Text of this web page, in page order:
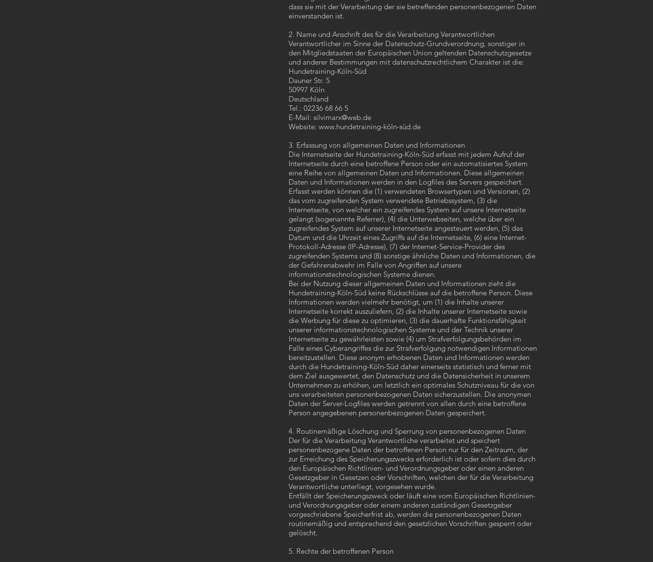
dass sie mit der Verarbeitung der sie betreffenden personenbezogenen Daten
einverstanden ist.
2. Name und Anschrift des für die Verarbeitung Verantwortlichen
Verantwortlicher im Sinne der Datenschutz-Grundverordnung, sonstiger in
den Mitgliedstaaten der Europäischen Union geltenden Datenschutzgesetze
und anderer Bestimmungen mit datenschutzrechtlichem Charakter ist die:
Hundetraining-Köln-Süd
Dauner Str. 5
50997 Köln
Deutschland
Tel.: 02236 68 66 5
E-Mail: silvimarx@web.de
Website: www.hundetraining-köln-süd.de
3. Erfassung von allgemeinen Daten und Informationen
Die Internetseite der Hundetraining-Köln-Süd erfasst mit jedem Aufruf der
Internetseite durch eine betroffene Person oder ein automatisiertes System
eine Reihe von allgemeinen Daten und Informationen. Diese allgemeinen
Daten und Informationen werden in den Logfiles des Servers gespeichert.
Erfasst werden können die (1) verwendeten Browsertypen und Versionen, (2)
das vom zugreifenden System verwendete Betriebssystem, (3) die
Internetseite, von welcher ein zugreifendes System auf unsere Internetseite
gelangt (sogenannte Referrer), (4) die Unterwebseiten, welche über ein
zugreifendes System auf unserer Internetseite angesteuert werden, (5) das
Datum und die Uhrzeit eines Zugriffs auf die Internetseite, (6) eine Internet-
Protokoll-Adresse (IP-Adresse), (7) der Internet-Service-Provider des
zugreifenden Systems und (8) sonstige ähnliche Daten und Informationen, die
der Gefahrenabwehr im Falle von Angriffen auf unsere
informationstechnologischen Systeme dienen.
Bei der Nutzung dieser allgemeinen Daten und Informationen zieht die
Hundetraining-Köln-Süd keine Rückschlüsse auf die betroffene Person. Diese
Informationen werden vielmehr benötigt, um (1) die Inhalte unserer
Internetseite korrekt auszuliefern, (2) die Inhalte unserer Internetseite sowie
die Werbung für diese zu optimieren, (3) die dauerhafte Funktionsfähigkeit
unserer informationstechnologischen Systeme und der Technik unserer
Internetseite zu gewährleisten sowie (4) um Strafverfolgungsbehörden im
Falle eines Cyberangriffes die zur Strafverfolgung notwendigen Informationen
bereitzustellen. Diese anonym erhobenen Daten und Informationen werden
durch die Hundetraining-Köln-Süd daher einerseits statistisch und ferner mit
dem Ziel ausgewertet, den Datenschutz und die Datensicherheit in unserem
Unternehmen zu erhöhen, um letztlich ein optimales Schutzniveau für die von
uns verarbeiteten personenbezogenen Daten sicherzustellen. Die anonymen
Daten der Server-Logfiles werden getrennt von allen durch eine betroffene
Person angegebenen personenbezogenen Daten gespeichert.
4. Routinemäßige Löschung und Sperrung von personenbezogenen Daten
Der für die Verarbeitung Verantwortliche verarbeitet und speichert
personenbezogene Daten der betroffenen Person nur für den Zeitraum, der
zur Erreichung des Speicherungszwecks erforderlich ist oder sofern dies durch
den Europäischen Richtlinien- und Verordnungsgeber oder einen anderen
Gesetzgeber in Gesetzen oder Vorschriften, welchen der für die Verarbeitung
Verantwortliche unterliegt, vorgesehen wurde.
Entfällt der Speicherungszweck oder läuft eine vom Europäischen Richtlinien-
und Verordnungsgeber oder einem anderen zuständigen Gesetzgeber
vorgeschriebene Speicherfrist ab, werden die personenbezogenen Daten
routinemäßig und entsprechend den gesetzlichen Vorschriften gesperrt oder
gelöscht.
5. Rechte der betroffenen Person